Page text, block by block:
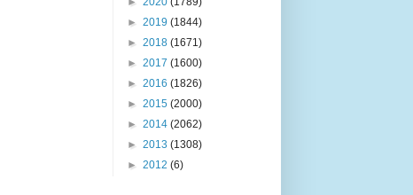
► 2019 (1844)
► 2018 (1671)
► 2017 (1600)
► 2016 (1826)
► 2015 (2000)
► 2014 (2062)
► 2013 (1308)
► 2012 (6)